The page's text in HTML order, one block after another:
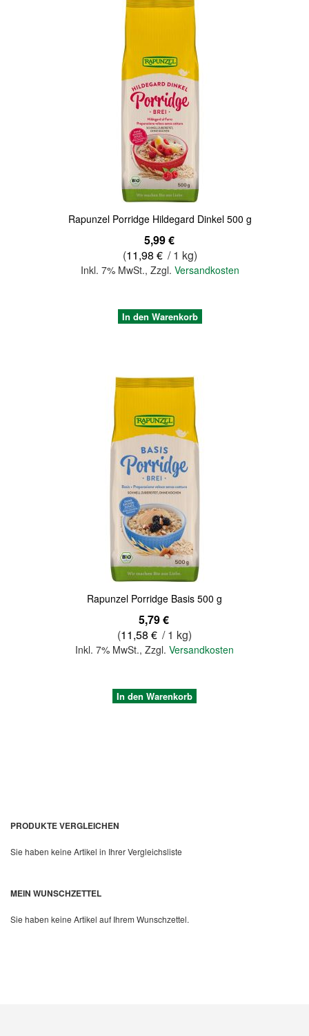
Rapunzel Porridge Hildegard Dinkel 500 g
5,99 €
(11,98 € / 1 kg)
Inkl. 7% MwSt.,Zzgl.Versandkosten
In den Warenkorb
Rapunzel Porridge Basis 500 g
5,79 €
(11,58 € / 1 kg)
Inkl. 7% MwSt., Zzgl. Versandkosten
In den Warenkorb
PRODUKTE VERGLEICHEN
Sie haben keine Artikel in Ihrer Vergleichsliste
MEIN WUNSCHZETTEL
Sie haben keine Artikel auf Ihrem Wunschzettel.